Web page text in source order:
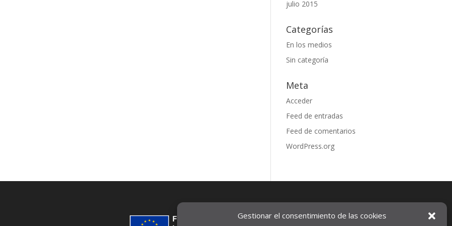
Gestionar el consentimiento de las cookies
julio 2015
Categorías
En los medios
Sin categoría
Meta
Acceder
Feed de entradas
Feed de comentarios
WordPress.org
Aviso legal